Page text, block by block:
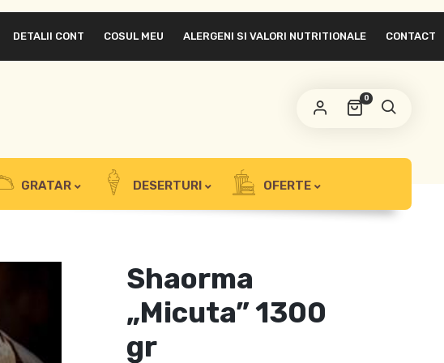
DETALII CONT COSUL MEU ALERGENI SI VALORI NUTRITIONALE CONTACT
0
GRATAR DESERTURI OFERTE
Shaorma
„Micuta” 1300
gr